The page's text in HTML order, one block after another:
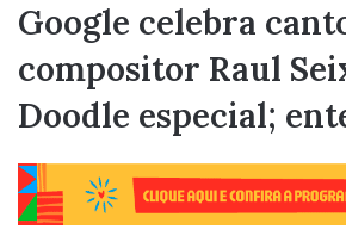
Google celebra
compositor Raul
Doodle especial;